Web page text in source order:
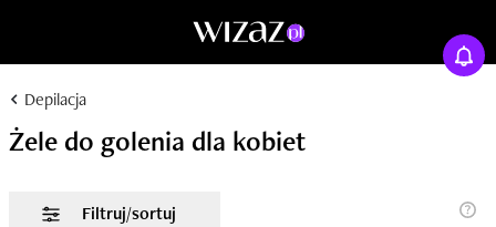
Depilacja
Żele do golenia dla kobiet
Filtruj/sortuj